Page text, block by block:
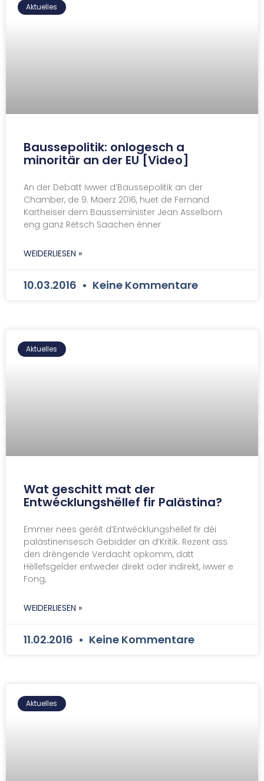
Aktuelles
Baussepolitik: onlogesch a
minoritär an der EU [Video]
An der Debatt iwwer d’Baussepolitik an der
Chamber, de 9. Mäerz 2016, huet de Fernand
Kartheiser dem Bausseminister Jean Asselborn
eng ganz Rëtsch Saachen ënner
WEIDERLIESEN »
10.03.2016 Keine Kommentare
Aktuelles
Wat geschitt mat der
Entwécklungshëllef fir Palästina?
Ëmmer nees geréit d’Entwécklungshëllef fir déi
palästinensesch Gebidder an d’Kritik. Rezent ass
den dréngende Verdacht opkomm, datt
Hëllefsgelder entweder direkt oder indirekt, iwwer e
Fong,
WEIDERLIESEN »
11.02.2016 Keine Kommentare
Aktuelles